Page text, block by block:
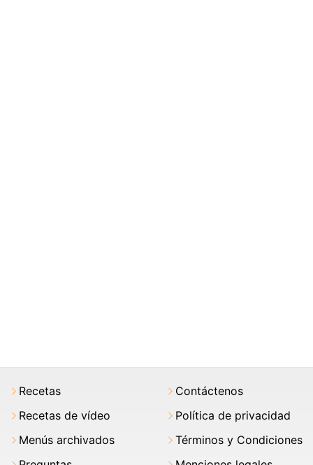
Recetas
Recetas de vídeo
Menús archivados
Contáctenos
Política de privacidad
Términos y Condiciones